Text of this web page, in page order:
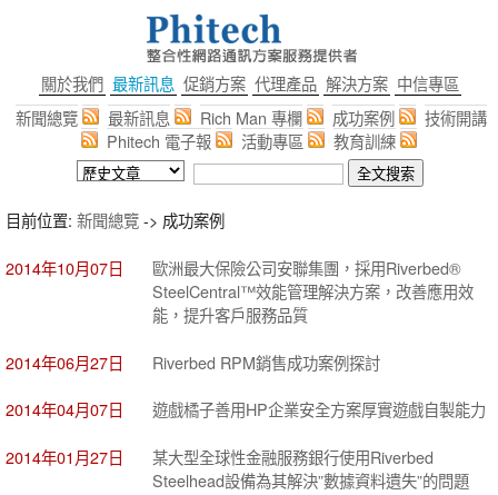
關於我們 最新訊息 促銷方案 代理產品 解決方案 中信專區
新聞總覽
最新訊息 Rich Man 專欄 成功案例
技術開講
Phitech 電子報
活動專區 教育訓練
目前位置: 新聞總覽-> 成功案例
2014年10月07日
歐洲最大保險公司安聯集團，採用Riverbed®
SteelCentral™效能管理解決方案，改善應用效
能，提升客戶服務品質
2014年06月27日 Riverbed RPM銷售成功案例探討
2014年04月07日 遊戲橘子善用HP企業安全方案厚實遊戲自製能力
2014年01月27日
某大型全球性金融服務銀行使用Riverbed
Steelhead設備為其解決”數據資料遺失”的問題